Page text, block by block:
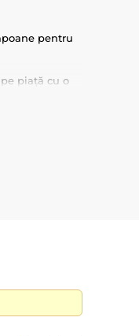
pentru
piață cu o